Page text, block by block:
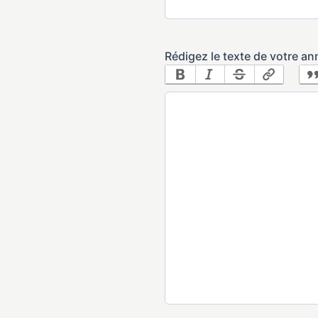
Rédigez le texte de votre